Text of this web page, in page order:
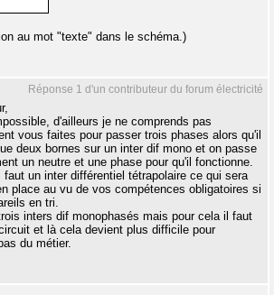
au mot "texte" dans le schéma.)
Réponse 1 d'un contributeur du forum électricité
d'ailleurs je ne comprends pas
vous faites pour passer trois phases alors qu'il
deux bornes sur un inter dif mono et on passe
un neutre et une phase pour qu'il fonctionne.
faut un inter différentiel tétrapolaire ce qui sera
place au vu de vos compétences obligatoires si
en tri.
inters dif monophasés mais pour cela il faut
et là cela devient plus difficile pour
du métier.